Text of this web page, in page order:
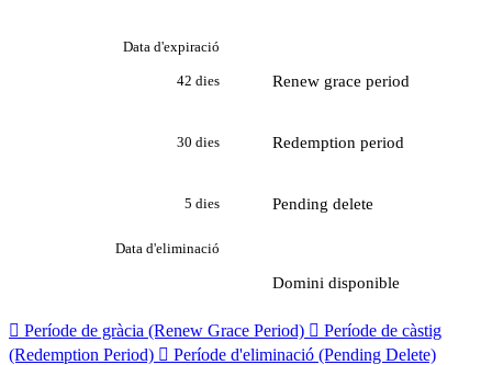
Data d'expiració
42 dies Renew grace period
30 dies Redemption period
5 dies Pending delete
Data d'eliminació
Domini disponible
 Període de gràcia (Renew Grace Period)  Període de càstig
(Redemption Period)  Període d'eliminació (Pending Delete)